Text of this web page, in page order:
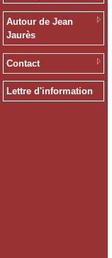
Autour de Jean
Jaurès
Contact
Lettre d'information